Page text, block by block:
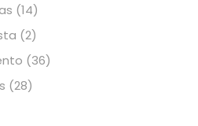
(14)
(2)
(36)
(28)